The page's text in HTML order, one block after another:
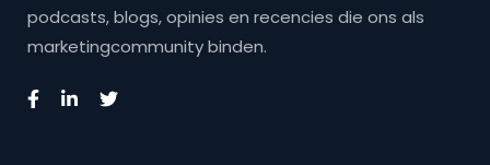
podcasts, blogs, opinies en recencies die ons als
marketingcommunity binden.